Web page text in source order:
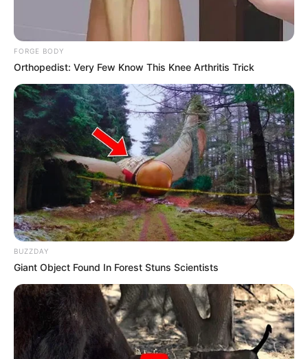
FORGE BODY
Orthopedist: Very Few Know This Knee Arthritis Trick
BUZZDAY
Giant Object Found In Forest Stuns Scientists